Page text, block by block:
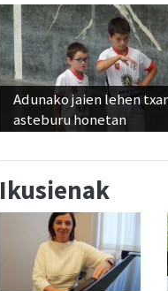
Adunako jaien lehen
asteburu honetan
Ikusienak